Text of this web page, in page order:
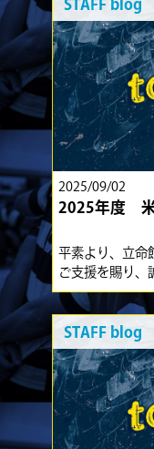
STAFF blog
2025/09/02
2025年度 米
平素より、立命
ご支援を賜り、
STAFF blog